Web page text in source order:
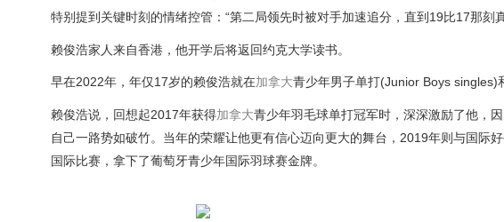
特别提到关键时刻的情绪控管：“第二局领先时被对手加速追分，直到19比17那刻
赖俊浩家人来自香港，他开学后将返回约克大学读书。
早在2022年，年仅17岁的赖俊浩就在加拿大青少年男子单打(Junior Boys singles)
赖俊浩说，回想起2017年获得加拿大青少年羽毛球单打冠军时，深深激励了他，
自己一路势如破竹。当年的荣耀让他更有信心迈向更大的舞台，2019年则与国际
国际比赛，拿下了葡萄牙青少年国际羽球赛金牌。